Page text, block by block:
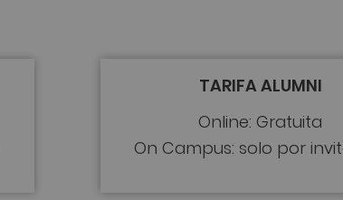
TARIFA ALUMNI
Online: Gratuita
On Campus: solo por